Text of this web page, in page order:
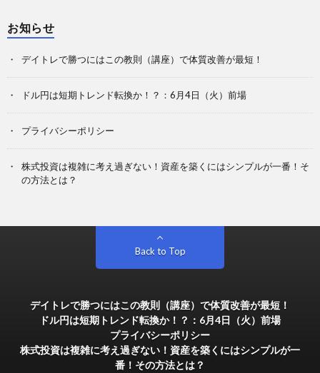
お知らせ
デイトレで勝つにはこの教則（講座）で体質改善が最短！
ドル円は短期トレンド転換か！？：6月4日（火）前場
プライバシーポリシー
株式投資は複雑に考え過ぎない！資産を築くにはシンプルが一番！そ
の方法とは？
Back to Top
デイトレで勝つにはこの教則（講座）で体質改善が最短！
ドル円は短期トレンド転換か！？：6月4日（火）前場
プライバシーポリシー
株式投資は複雑に考え過ぎない！資産を築くにはシンプルが一
番！その方法とは？